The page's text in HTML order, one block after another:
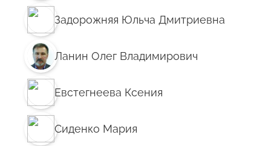
Задорожняя Юльча Дмитриевна
Ланин Олег Владимирович
Евстегнеева Ксения
Сиденко Мария